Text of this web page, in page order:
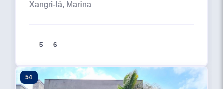
Xangri-lá, Marina
5 6
54